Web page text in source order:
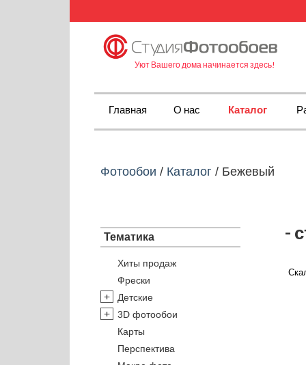
Уют Вашего дома начинается здесь!
Главная О нас Каталог
Фотообои / Каталог / Бежевый
Тематика
Хиты продаж
Фрески
Детские
3D фотообои
Карты
Перспектива
-